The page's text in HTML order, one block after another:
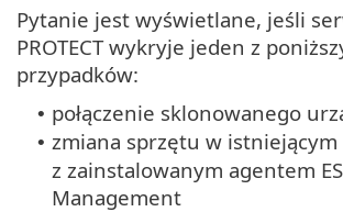
Pytanie jest wyświetlane, jeśli
PROTECT wykryje jeden z
przypadków:
• połączenie sklonowanego
• zmiana sprzętu w
z zainstalowanym agentem
Management